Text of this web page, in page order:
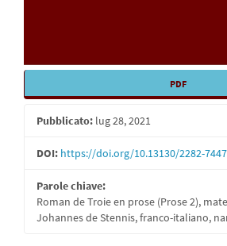
PDF
Pubblicato: lug 28, 2021
DOI: https://doi.org/10.13130/2282-
Parole chiave:
Roman de Troie en prose (Prose 2),
Johannes de Stennis, franco-italiano,